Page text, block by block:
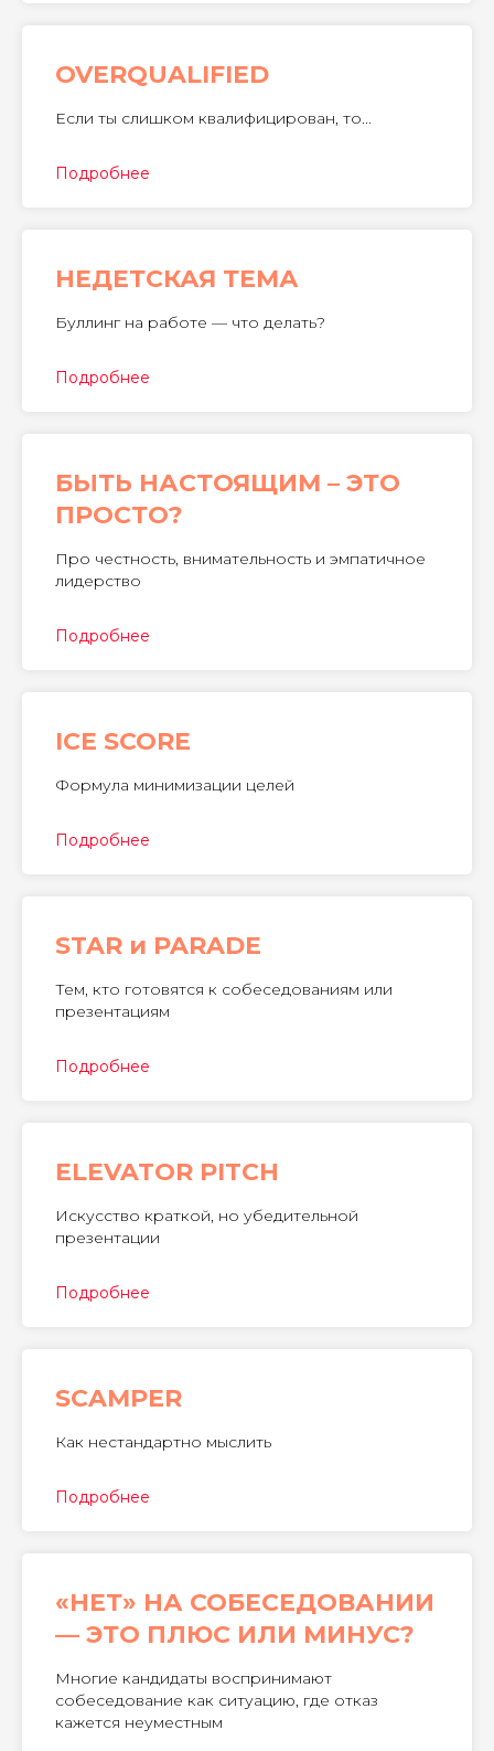
OVERQUALIFIED
Если ты слишком квалифицирован, то...
Подробнее
НЕДЕТСКАЯ ТЕМА
Буллинг на работе — что делать?
Подробнее
БЫТЬ НАСТОЯЩИМ – ЭТО
ПРОСТО?
Про честность, внимательность и эмпатичное
лидерство
Подробнее
ICE SCORE
Формула минимизации целей
Подробнее
STAR и PARADE
Тем, кто готовятся к собеседованиям или
презентациям
Подробнее
ELEVATOR PITCH
Искусство краткой, но убедительной
презентации
Подробнее
SCAMPER
Как нестандартно мыслить
Подробнее
«НЕТ» НА СОБЕСЕДОВАНИИ
— ЭТО ПЛЮС ИЛИ МИНУС?
Многие кандидаты воспринимают
собеседование как ситуацию, где отказ
кажется неуместным